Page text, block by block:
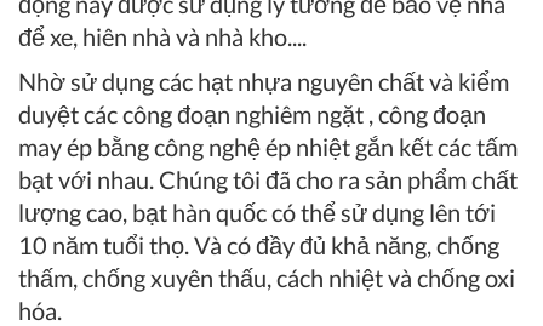
để xe, hiên nhà và nhà kho....
Nhờ sử dụng các hạt nhựa nguyên chất và kiểm
duyệt các công đoạn nghiêm ngặt , công đoạn
may ép bằng công nghệ ép nhiệt gắn kết các tấm
bạt với nhau. Chúng tôi đã cho ra sản phẩm chất
lượng cao, bạt hàn quốc có thể sử dụng lên tới
10 năm tuổi thọ. Và có đầy đủ khả năng, chống
thấm, chống xuyên thấu, cách nhiệt và chống oxi
hóa.